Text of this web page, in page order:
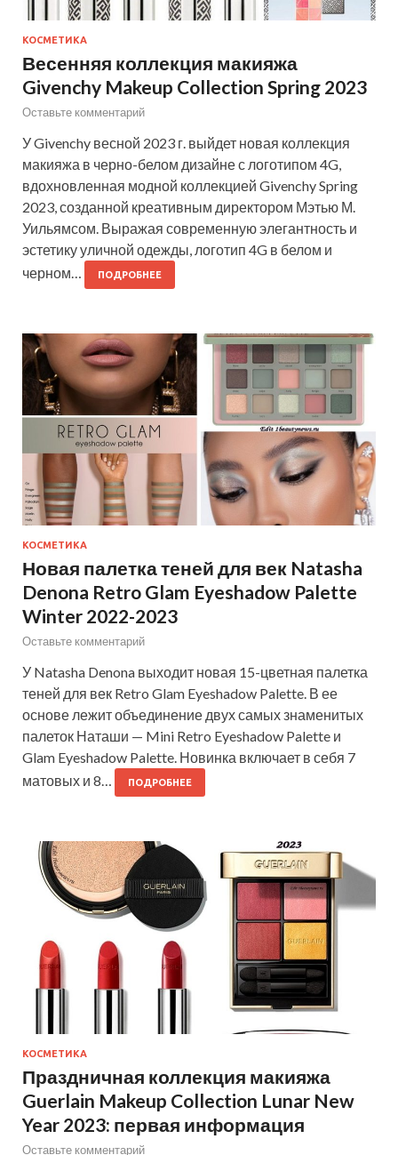
КОСМЕТИКА
Весенняя коллекция макияжа
Givenchy Makeup Collection Spring 2023
Оставьте комментарий
У Givenchy весной 2023 г. выйдет новая коллекция
макияжа в черно-белом дизайне с логотипом 4G,
вдохновленная модной коллекцией Givenchy Spring
2023, созданной креативным директором Мэтью М.
Уильямсом. Выражая современную элегантность и
эстетику уличной одежды, логотип 4G в белом и
черном…
ПОДРОБНЕЕ
КОСМЕТИКА
Новая палетка теней для век Natasha
Denona Retro Glam Eyeshadow Palette
Winter 2022-2023
Оставьте комментарий
У Natasha Denona выходит новая 15-цветная палетка
теней для век Retro Glam Eyeshadow Palette. В ее
основе лежит объединение двух самых знаменитых
палеток Наташи — Mini Retro Eyeshadow Palette и
Glam Eyeshadow Palette. Новинка включает в себя 7
матовых и 8…
ПОДРОБНЕЕ
КОСМЕТИКА
Праздничная коллекция макияжа
Guerlain Makeup Collection Lunar New
Year 2023: первая информация
Оставьте комментарий